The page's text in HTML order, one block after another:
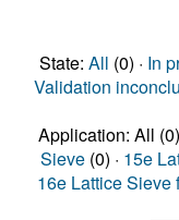
State: All (0) · In
Validation
Application: All (0)
Sieve (0) · 15e
16e Lattice Sieve